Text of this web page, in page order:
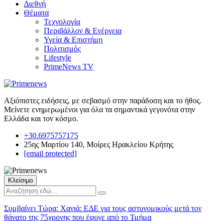
Διεθνή
Θέματα
Τεχνολογία
Περιβάλλον & Ενέργεια
Υγεία & Επιστήμη
Πολιτισμός
Lifestyle
PrimeNews TV
Αξιόπιστες ειδήσεις, με σεβασμό στην παράδοση και το ήθος.
Μείνετε ενημερωμένοι για όλα τα σημαντικά γεγονότα στην
Ελλάδα και τον κόσμο.
+30.6975757175
25ης Μαρτίου 140, Μοίρες Ηρακλείου Κρήτης
[email protected]
Κλείσιμο
Συμβαίνει Τώρα: Χανιά: ΕΔΕ για τους αστυνομικούς μετά τον
θάνατο της 75χρονης που έφυγε από το Τμήμα